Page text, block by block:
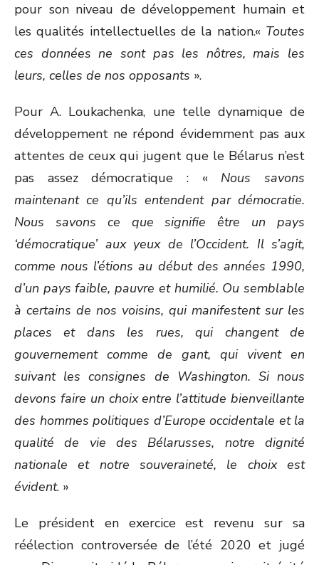
pour son niveau de développement humain et
les qualités intellectuelles de la nation.« Toutes
ces données ne sont pas les nôtres, mais les
leurs, celles de nos opposants ».
Pour A. Loukachenka, une telle dynamique de
développement ne répond évidemment pas aux
attentes de ceux qui jugent que le Bélarus n’est
pas assez démocratique : « Nous savons
maintenant ce qu’ils entendent par démocratie.
Nous savons ce que signifie être un pays
‘démocratique’ aux yeux de l’Occident. Il s’agit,
comme nous l’étions au début des années 1990,
d’un pays faible, pauvre et humilié. Ou semblable
à certains de nos voisins, qui manifestent sur les
places et dans les rues, qui changent de
gouvernement comme de gant, qui vivent en
suivant les consignes de Washington. Si nous
devons faire un choix entre l’attitude bienveillante
des hommes politiques d’Europe occidentale et la
qualité de vie des Bélarusses, notre dignité
nationale et notre souveraineté, le choix est
évident. »
Le président en exercice est revenu sur sa
réélection controversée de l’été 2020 et jugé